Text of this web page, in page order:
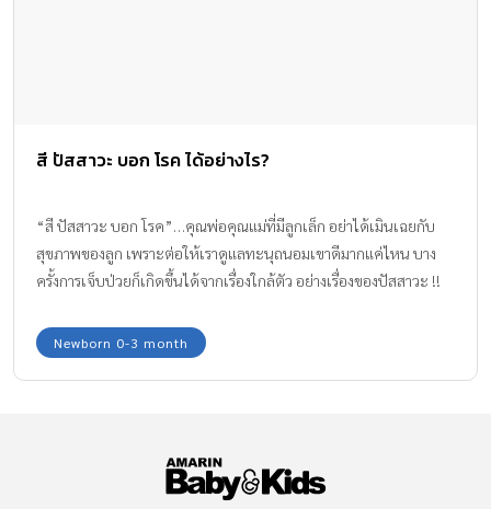
สี ปัสสาวะ บอก โรค ได้อย่างไร?
“สี ปัสสาวะ บอก โรค”…คุณพ่อคุณแม่ที่มีลูกเล็ก อย่าได้เมินเฉยกับ
สุขภาพของลูก เพราะต่อให้เราดูแลทะนุถนอมเขาดีมากแค่ไหน บาง
ครั้งการเจ็บป่วยก็เกิดขึ้นได้จากเรื่องใกล้ตัว อย่างเรื่องของปัสสาวะ !!
ลูกน้อยกันค่ะ อย่าเพิ่งทำหน้างง ว่า สี ปัสสาวะ บอก โรค ได้อย่างไรกัน
ที่นี่มีคำตอบให้ค่ะ
Newborn 0-3 month